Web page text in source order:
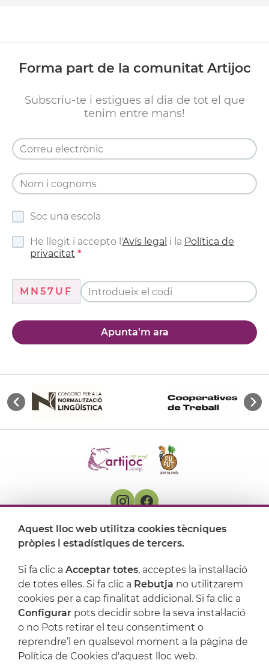
Forma part de la comunitat Artijoc
Subscriu-te i estigues al dia de tot el que
tenim entre mans!
Soc una escola
He llegit i accepto l'Avís legal i la Política de
privacitat
MN57UF
Apunta'm ara
On ens trobem
Suport
Aquest lloc web utilitza cookies tècniques
pròpies i estadístiques de tercers.
Si fa clic a Acceptar totes, acceptes la instal·lació
de totes elles. Si fa clic a Rebutja no utilitzarem
cookies per a cap finalitat addicional. Si fa clic a
Configurar pots decidir sobre la seva instal·lació
o no Pots retirar el teu consentiment o
reprendre’l en qualsevol moment a la pàgina de
Política de Cookies d'aquest lloc web.